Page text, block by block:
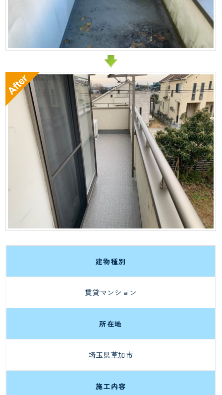
建物種別
賃貸マンション
所在地
埼玉県草加市
施工内容